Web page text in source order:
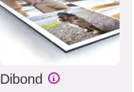
Dibond